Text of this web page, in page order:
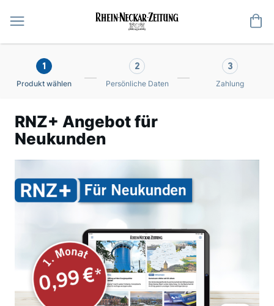
1
Produkt wählen
2
Persönliche Daten
3
Zahlung
RNZ+ Angebot für
Neukunden